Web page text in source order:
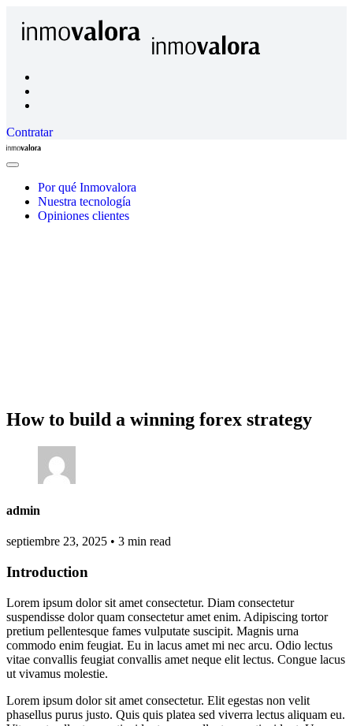
Contratar
Inmovalora
Close
Por qué Inmovalora
Nuestra tecnología
Opiniones clientes
How to build a winning forex strategy
admin
septiembre 23, 2025 • 3 min read
Introduction
Lorem ipsum dolor sit amet consectetur. Diam consectetur
suspendisse dolor quam consectetur amet enim. Adipiscing tortor
pretium pellentesque fames vulputate suscipit. Magnis urna
commodo enim feugiat. Eu in lacus amet mi nec arcu. Odio lectus
vitae convallis feugiat convallis amet neque elit lectus. Congue lacus
ut vivamus molestie.
Lorem ipsum dolor sit amet consectetur. Elit egestas non velit
phasellus purus justo. Quis quis platea sed viverra lectus aliquam eu.